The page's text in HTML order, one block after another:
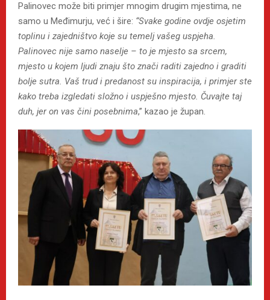
Palinovec može biti primjer mnogim drugim mjestima, ne
samo u Međimurju, već i šire: “Svake godine ovdje osjetim
toplinu i zajedništvo koje su temelj vašeg uspjeha.
Palinovec nije samo naselje – to je mjesto sa srcem,
mjesto u kojem ljudi znaju što znači raditi zajedno i graditi
bolje sutra. Vaš trud i predanost su inspiracija, i primjer ste
kako treba izgledati složno i uspješno mjesto. Čuvajte taj
duh, jer on vas čini posebnima,” kazao je župan.